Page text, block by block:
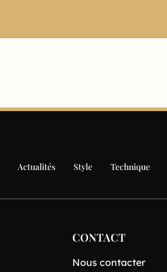
Actualités Style Technique
CONTACT
Nous contacter